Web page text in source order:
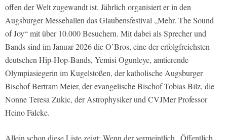
offen der Welt zugewandt ist. Jährlich organisiert er in den
Augsburger Messehallen das Glaubensfestival „Mehr. The Sound
of Joy“ mit über 10.000 Besuchern. Mit dabei als Sprecher und
Bands sind im Januar 2026 die O’Bros, eine der erfolgfreichsten
deutschen Hip-Hop-Bands, Yemisi Ogunleye, amtierende
Olympiasiegerin im Kugelstoßen, der katholische Augsburger
Bischof Bertram Meier, der evangelische Bischof Tobias Bilz, die
Nonne Teresa Zukic, der Astrophysiker und CVJMer Professor
Heino Falcke.